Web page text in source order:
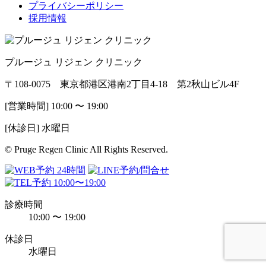
プライバシーポリシー
採用情報
プルージュ リジェン クリニック
〒108-0075 東京都港区港南2丁目4-18 第2秋山ビル4F
[営業時間] 10:00 〜 19:00
[休診日] 水曜日
© Pruge Regen Clinic All Rights Reserved.
診療時間
10:00 〜 19:00
休診日
水曜日